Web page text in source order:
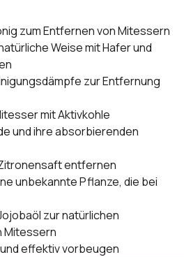
zum Entfernen von Mitessern
Weise mit Hafer und
zur Entfernung
mit Aktivkohle
und ihre absorbierenden
entfernen
unbekannte Pflanze, die bei
zur natürlichen
Mitessern
effektiv vorbeugen